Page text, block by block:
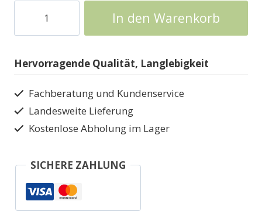
Blumenkasten
FloraBoard
In den Warenkorb
Hervorragende Qualität, Langlebigkeit
Fachberatung und Kundenservice
Landesweite Lieferung
Kostenlose Abholung im Lager
SICHERE ZAHLUNG